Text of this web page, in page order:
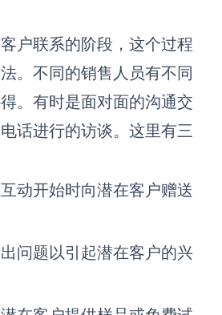
户联系的阶段，这个过程
。不同的销售人员有不同
。有时是面对面的沟通交
话进行的访谈。这里有三
动开始时向潜在客户赠送
问题以引起潜在客户的兴